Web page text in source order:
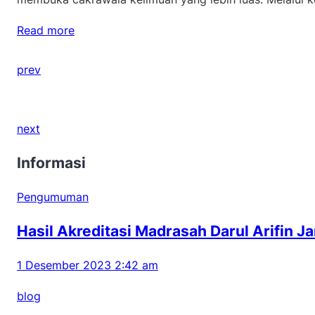
Read more
prev
next
Informasi
Pengumuman
Hasil Akreditasi Madrasah Darul Arifin
1 Desember 2023 2:42 am
blog